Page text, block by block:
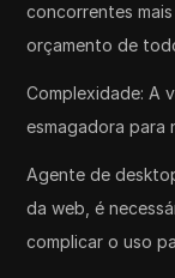
concorrentes
orçamento de
Complexidade: A
esmagadora para
Agente de
da web, é
complicar o uso